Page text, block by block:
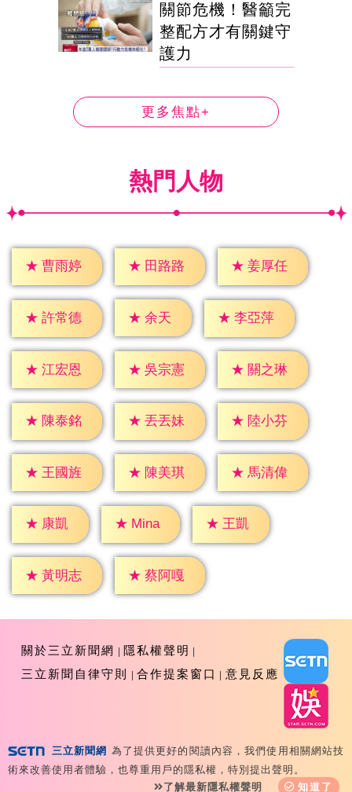
關節危機！醫籲完
整配方才有關鍵守
護力
更多焦點+
熱門人物
★ 曹雨婷 ★ 田路路 ★ 姜厚任
★ 許常德 ★ 余天 ★ 李亞萍
★ 江宏恩 ★ 吳宗憲 ★ 關之琳
★ 陳泰銘 ★ 丟丟妹 ★ 陸小芬
★ 王國旌 ★ 陳美琪 ★ 馬清偉
★ 康凱 ★ Mina ★ 王凱
★ 黃明志 ★ 蔡阿嘎
關於三立新聞網
隱私權聲明
三立新聞自律守則
合作提案窗口 意見反應
Copyright ©2026 Sanlih E-Television All Rights
Reserved 版權所有 盜用必究 台北市內湖區舊宗路一段159
三立新聞網 為了提供更好的閱讀內容，我們使用相關網站技
術來改善使用者體驗，也尊重用戶的隱私權，特別提出聲明。
了解最新隱私權聲明
知道了